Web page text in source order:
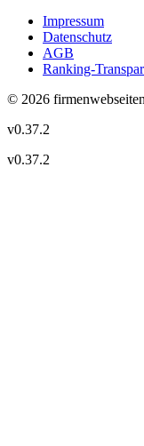
Impressum
Datenschutz
AGB
Ranking-
© 2026
v0.37.2
v0.37.2